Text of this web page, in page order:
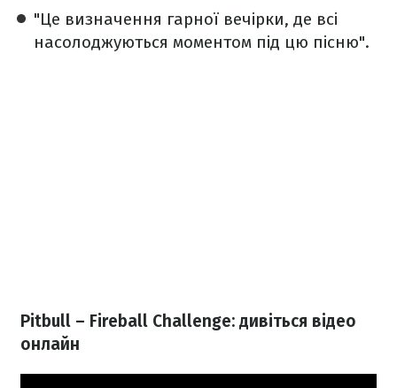
"Це визначення гарної вечірки, де всі
насолоджуються моментом під цю пісню".
Pitbull – Fireball Challenge: дивіться відео
онлайн